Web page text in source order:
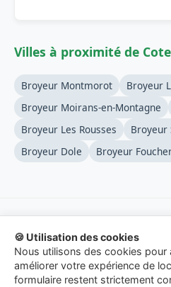
Villes à proximité de
Broyeur Montmorot
Broyeur
Broyeur Moirans-en-Montagne
Broyeur Les Rousses
Broyeur
Broyeur Dole
Broyeur
© 2026 Location-Broyeur-
🍪 Utilisation des cookies
Nous utilisons des cookies pour
améliorer votre expérience de
formulaire restent strictement